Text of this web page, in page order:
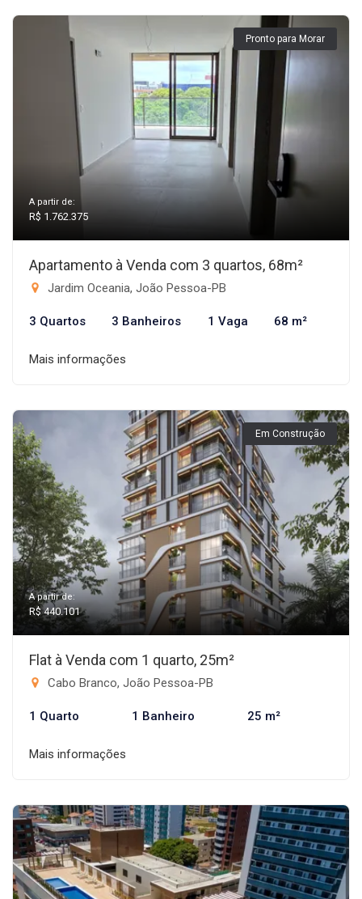
Pronto para Morar
A partir de:
R$ 1.762.375
Apartamento à Venda com 3 quartos, 68m²
Jardim Oceania, João Pessoa-PB
3 Quartos 3 Banheiros 1 Vaga 68 m²
Mais informações
Em Construção
A partir de:
R$ 440.101
Flat à Venda com 1 quarto, 25m²
Cabo Branco, João Pessoa-PB
1 Quarto 1 Banheiro 25 m²
Mais informações